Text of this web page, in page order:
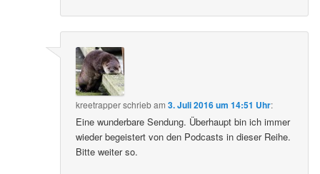
kreetrapperschriebam3. Juli 2016 um 14:51 Uhr:
Eine wunderbare Sendung. Überhaupt bin ich immer
wieder begeistert von den Podcasts in dieser Reihe.
Bitte weiter so.